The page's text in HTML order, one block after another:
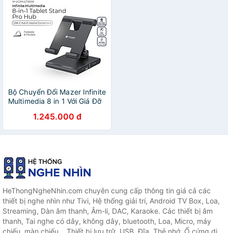
Bộ Chuyển Đổi Mazer Infinite
Multimedia 8 in 1 Với Giá Đỡ
Gọn 8 Cổng Đa Năng Hàng
Chính Hãng
1.245.000 đ
HeThongNgheNhin.com chuyên cung cấp thông tin giá cả các
thiết bị nghe nhìn như Tivi, Hệ thống giải trí, Android TV Box, Loa,
Streaming, Dàn âm thanh, Âm-li, DAC, Karaoke. Các thiết bị âm
thanh, Tai nghe có dây, không dây, bluetooth, Loa, Micro, máy
chiếu, màn chiếu... Thiết bị lưu trữ, USB, Đĩa, Thẻ nhớ, Ổ cứng di